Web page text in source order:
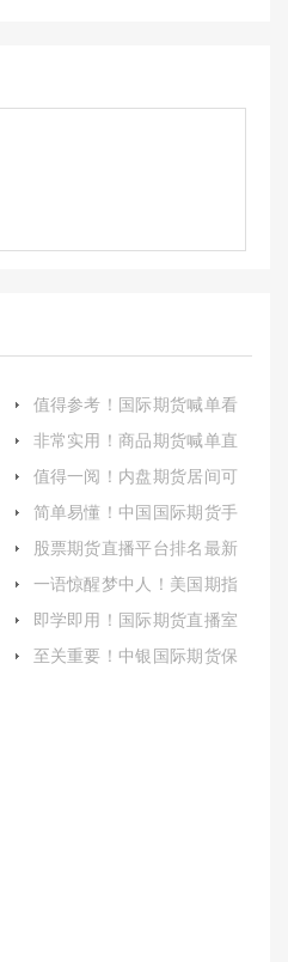
值得参考！国际期货喊单看
盘：实时洞察，精准决策
非常实用！商品期货喊单直
(商品期货喊单直播室)
值得一阅！内盘期货居间可
以喊单吗(期货里的内盘和外
盘是什么意思)
简单易懂！中国国际期货手
机开户（为投资者提供了便
捷高效的开户方式）
股票期货直播平台排名最新
(股票期货直播平台排名最新
榜单)
一语惊醒梦中人！美国期指
实时行情：市场动态与投资
机会
即学即用！国际期货直播室
喊单直播(喊单直播的风险与
争议)
至关重要！中银国际期货保